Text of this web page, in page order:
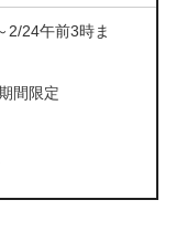
2/24午前3時ま
間限定